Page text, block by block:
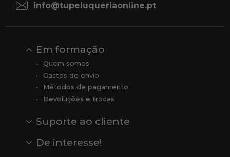
info@tupeluqueriaonline.pt
Em formação
Quem somos
Gastos de envio
Métodos de pagamento
Devoluções e trocas
Suporte ao cliente
Comentários
Comentários do Google
De interesse!